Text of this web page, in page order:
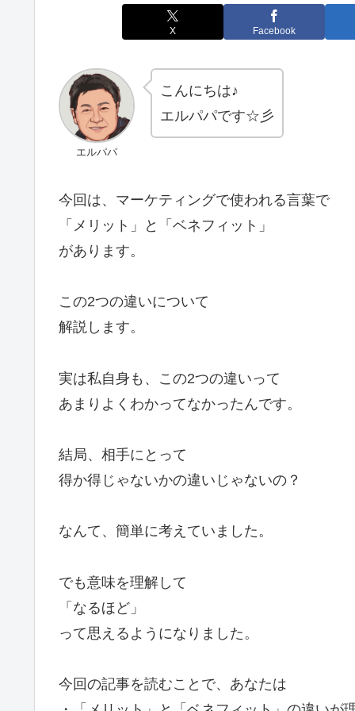
X Facebook
エルパパ
こんにちは♪
エルパパです☆彡
今回は、マーケティングで使われる言葉で
「メリット」と「ベネフィット」
があります。
この2つの違いについて
解説します。
実は私自身も、この2つの違いって
あまりよくわかってなかったんです。
結局、相手にとって
得か得じゃないかの違いじゃないの？
なんて、簡単に考えていました。
でも意味を理解して
「なるほど」
って思えるようになりました。
今回の記事を読むことで、あなたは